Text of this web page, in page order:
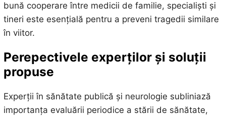
bună cooperare între medicii de familie, specialiști și
tineri este esențială pentru a preveni tragedii similare
în viitor.
Perepectivele experților și soluții
propuse
Experții în sănătate publică și neurologie subliniază
importanța evaluării periodice a stării de sănătate,